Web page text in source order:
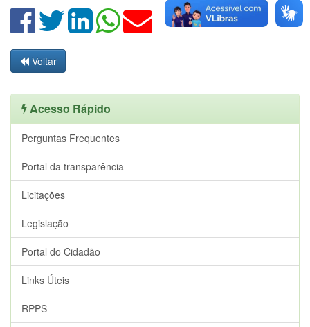
Voltar
Acesso Rápido
Perguntas Frequentes
Portal da transparência
Licitações
Legislação
Portal do Cidadão
Links Úteis
RPPS